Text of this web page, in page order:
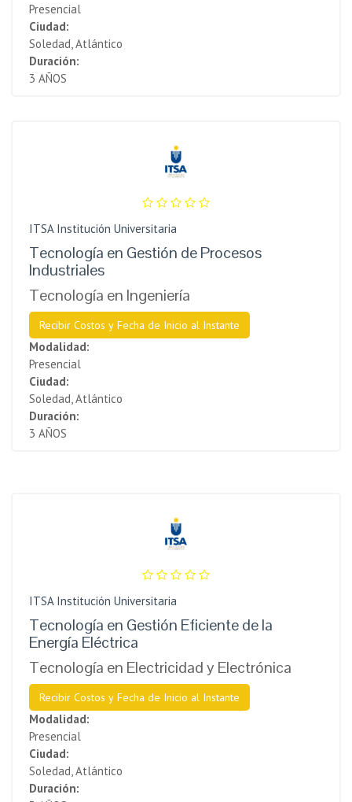
Presencial
Ciudad:
Soledad, Atlántico
Duración:
3 AÑOS
ITSA Institución Universitaria
Tecnología en Gestión de Procesos
Industriales
Tecnología en Ingeniería
Recibir Costos y Fecha de Inicio al Instante
Modalidad:
Presencial
Ciudad:
Soledad, Atlántico
Duración:
3 AÑOS
ITSA Institución Universitaria
Tecnología en Gestión Eficiente de la
Energía Eléctrica
Tecnología en Electricidad y Electrónica
Recibir Costos y Fecha de Inicio al Instante
Modalidad:
Presencial
Ciudad:
Soledad, Atlántico
Duración: